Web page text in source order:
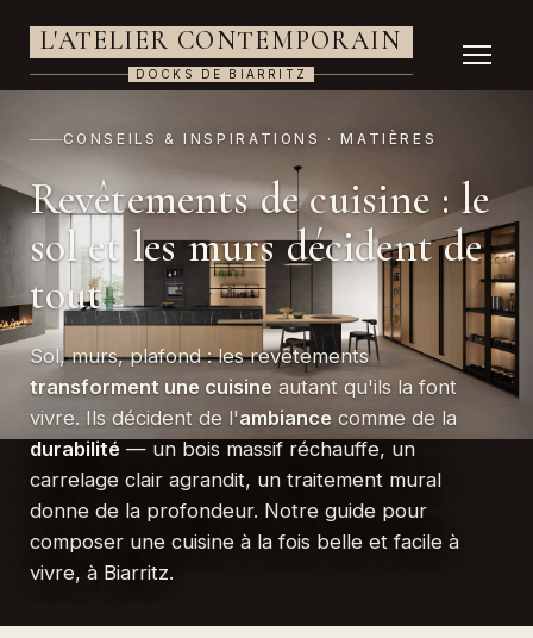
L'ATELIER CONTEMPORAIN
DOCKS DE BIARRITZ
CONSEILS & INSPIRATIONS · MATIÈRES
Revêtements de cuisine : le
sol et les murs décident de
tout
Sol, murs, plafond : les revêtements
transforment une cuisine autant qu'ils la font
vivre. Ils décident de l'ambiance comme de la
durabilité— un bois massif réchauffe, un
carrelage clair agrandit, un traitement mural
donne de la profondeur. Notre guide pour
composer une cuisine à la fois belle et facile à
vivre, à Biarritz.